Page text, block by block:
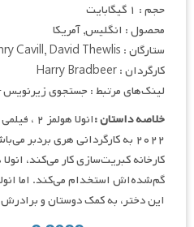
حجم : ۱ گیگابایت
محصول : انگلیس, آمریکا
ستارگان : Millie Bobby Brown, Henry Cavill, David Thewlis
کارگردان : Harry Bradbeer
لینک‌های مرتبط : جستجوی
خلاصه داستان :
انولا
۲۰۲۲ به کارگردانی هری بردبر
کارخانه کبریت‌سازی کار می‌کند،
گم‌شده‌اش استخدام می‌کند. اما
این دختر، به کمک دوستان و